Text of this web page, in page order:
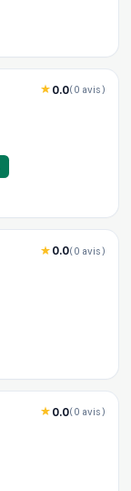
0.0(0 avis)
0.0(0 avis)
0.0(0 avis)